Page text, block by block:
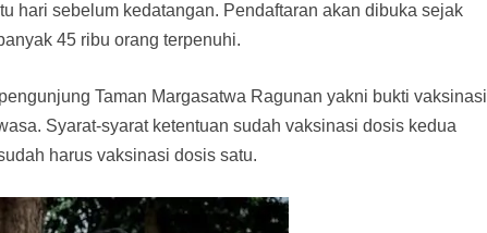
hari sebelum kedatangan. Pendaftaran akan dibuka sejak
45 ribu orang terpenuhi.
Taman Margasatwa Ragunan yakni bukti vaksinasi
Syarat-syarat ketentuan sudah vaksinasi dosis kedua
harus vaksinasi dosis satu.